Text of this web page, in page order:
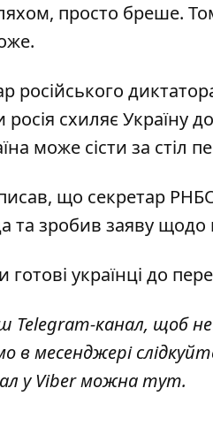
просто бреше.
російського
схиляє Україну
може сісти за стіл
що секретар
та зробив заяву щодо
готові українці до
Telegram-канал, щоб
в месенджері
у Viber можнатут.